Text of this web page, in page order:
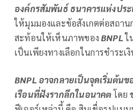
องค์กรสัมพันธ์ ธนาคารแห่งปร
ให้มุมมองและข้อสังเกตต่อสถาน
สะท้อนให้เห็นภาพของBNPLใ
เป็นเพียงทางเลือกในการชำระ
BNPL อาจกลายเป็นจุดเริ่มต้น
เรือนที่ฝังรากลึกในอนาคต โดย